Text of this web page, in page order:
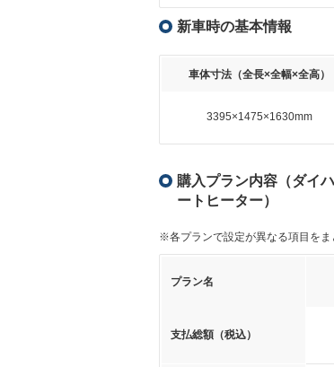
新車時の基本情報
車体寸法（全長×全幅×全高）
3395×1475×1630mm
購入プラン内容（ダイ
ートヒーター）
※各プランで設定が異なる項目をま
プラン名
支払総額（税込）